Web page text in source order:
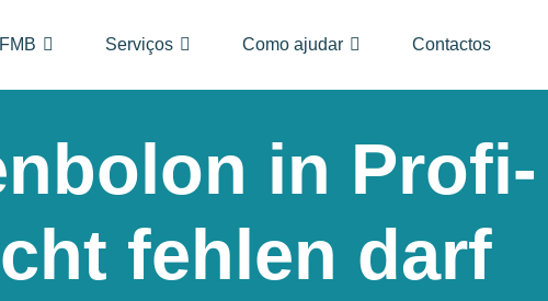
FMB Serviços Como ajudar Contactos
in Profi-
fehlen darf